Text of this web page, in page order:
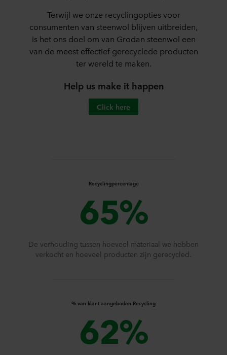
Terwijl we onze recyclingopties voor
consumenten van steenwol blijven uitbreiden,
is het ons doel om van Grodan steenwol een
van de meest effectief gerecyclede producten
ter wereld te maken.
Help us make it happen
Click here
Recyclingpercentage
65%
De verhouding tussen hoeveel materiaal we hebben
verkocht en hoeveel producten zijn gerecycled.
% van klant aangeboden Recycling
62%